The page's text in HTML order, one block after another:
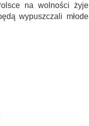
na wolności żyje
wypuszczali młode